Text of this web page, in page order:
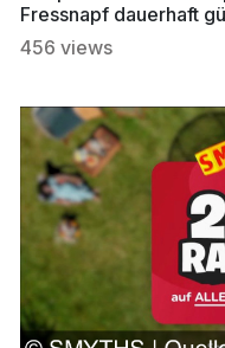
Fressnapf dauerhaft
456 views